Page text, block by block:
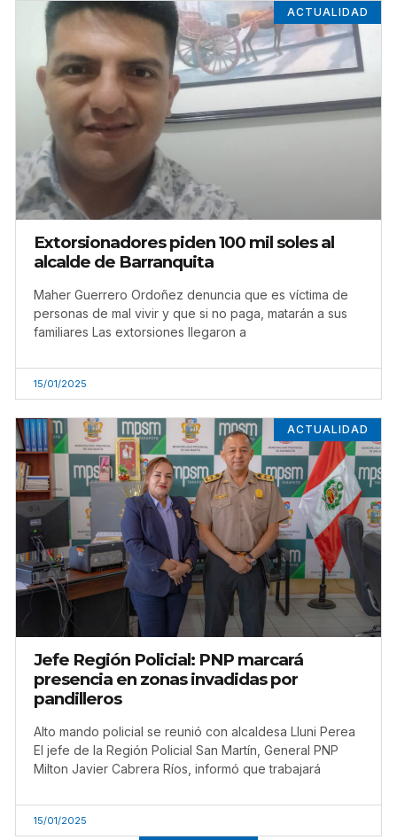
ACTUALIDAD
Extorsionadores piden 100 mil soles al
alcalde de Barranquita
Maher Guerrero Ordoñez denuncia que es víctima de
personas de mal vivir y que si no paga, matarán a sus
familiares Las extorsiones llegaron a
15/01/2025
ACTUALIDAD
Jefe Región Policial: PNP marcará
presencia en zonas invadidas por
pandilleros
Alto mando policial se reunió con alcaldesa Lluni Perea
El jefe de la Región Policial San Martín, General PNP
Milton Javier Cabrera Ríos, informó que trabajará
15/01/2025